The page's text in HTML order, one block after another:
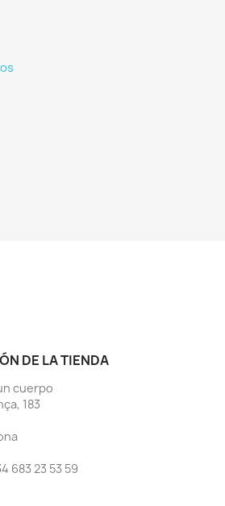
DE LA TIENDA
cuerpo
183
683 23 53 59